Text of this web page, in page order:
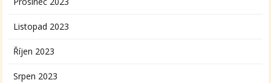
Listopad 2023
Říjen 2023
Srpen 2023